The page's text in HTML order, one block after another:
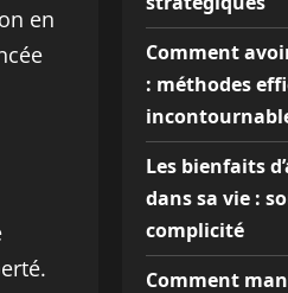
en
Comment
: méthodes
Les bienfaits
dans sa vie :
complicité
Comment